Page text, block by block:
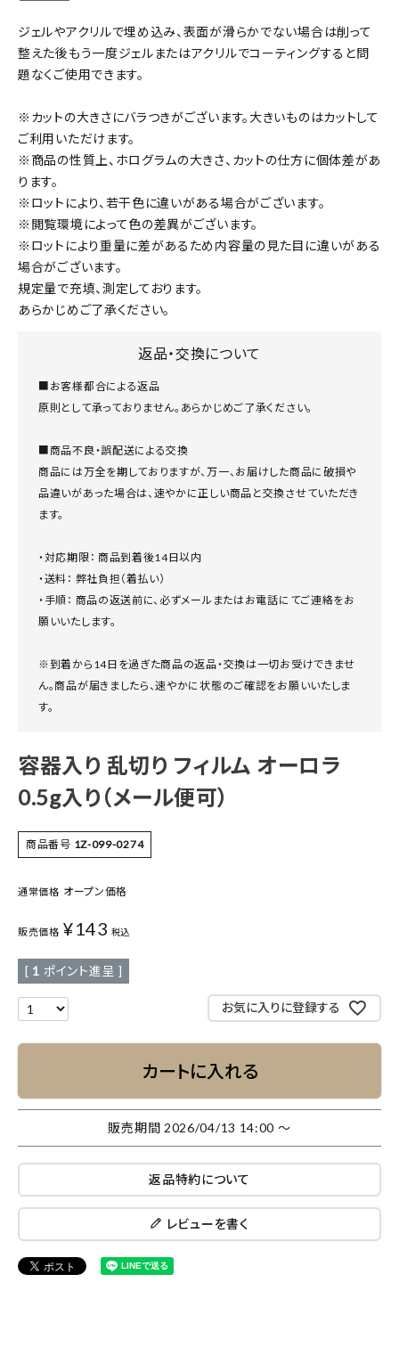
ジェルやアクリルで埋め込み、表面が滑らかでない場合は削って
整えた後もう一度ジェルまたはアクリルでコーティングすると問
題なくご使用できます。
※カットの大きさにバラつきがございます。大きいものはカットして
ご利用いただけます。
※商品の性質上、ホログラムの大きさ、カットの仕方に個体差があ
ります。
※ロットにより、若干色に違いがある場合がございます。
※閲覧環境によって色の差異がございます。
※ロットにより重量に差があるため内容量の見た目に違いがある
場合がございます。
規定量で充填、測定しております。
あらかじめご了承ください。
返品・交換について
■お客様都合による返品
原則として承っておりません。あらかじめご了承ください。
■商品不良・誤配送による交換
商品には万全を期しておりますが、万一、お届けした商品に破損や
品違いがあった場合は、速やかに正しい商品と交換させていただき
ます。
・対応期限： 商品到着後14日以内
・送料： 弊社負担（着払い）
・手順： 商品の返送前に、必ずメールまたはお電話にてご連絡をお
願いいたします。
※到着から14日を過ぎた商品の返品・交換は一切お受けできませ
ん。商品が届きましたら、速やかに状態のご確認をお願いいたしま
す。
容器入り 乱切り フィルム オーロラ
0.5g入り（メール便可）
商品番号 1Z-099-0274
通常価格 オープン価格
販売価格 ¥143 税込
[ 1 ポイント進呈 ]
お気に入りに登録する
カートに入れる
販売期間 2026/04/13 14:00 〜
返品特約について
レビューを書く